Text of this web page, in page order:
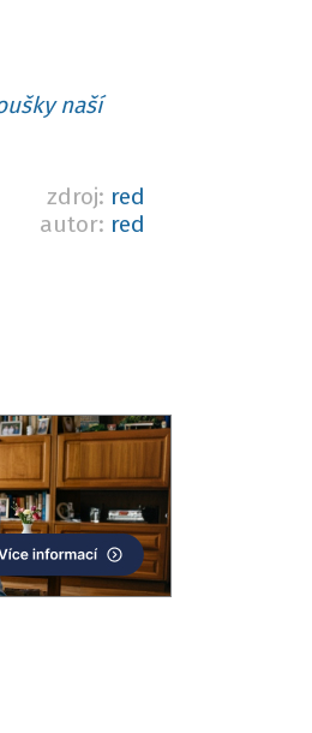
naší
zdroj: red
autor: red